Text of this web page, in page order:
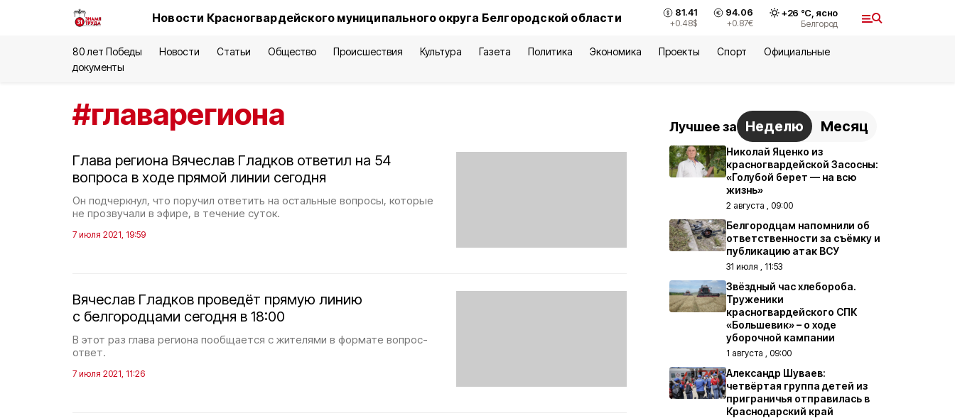
Новости Красногвардейского муниципального округа Белгородской области 81.41
+0.48$
94.06
+0.87€
+26 °С, ясно
Белгород
80 лет Победы Новости Статьи Общество Происшествия Культура Газета Политика Экономика Проекты Спорт
Официальные
документы
#главарегиона
Глава региона Вячеслав Гладков ответил на 54
вопроса в ходе прямой линии сегодня
Он подчеркнул, что поручил ответить на остальные вопросы, которые
не прозвучали в эфире, в течение суток.
7 июля 2021, 19:59
Вячеслав Гладков проведёт прямую линию
с белгородцами сегодня в 18:00
В этот раз глава региона пообщается с жителями в формате вопрос-
ответ.
7 июля 2021, 11:26
Лучшее за Неделю Месяц
Николай Яценко из
красногвардейской Засосны:
«Голубой берет — на всю
жизнь»
2 августа , 09:00
Белгородцам напомнили об
ответственности за съёмку и
публикацию атак ВСУ
31 июля , 11:53
Звёздный час хлебороба.
Труженики
красногвардейского СПК
«Большевик» – о ходе
уборочной кампании
1 августа , 09:00
Александр Шуваев:
четвёртая группа детей из
приграничья отправилась в
Краснодарский край